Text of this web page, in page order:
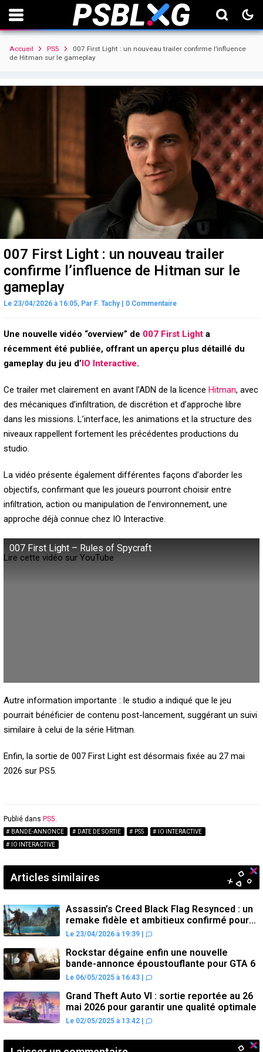
Accueil PS5
007 First Light : un nouveau trailer confirme l’influence
de Hitman sur le gameplay
007 First Light : un nouveau trailer
confirme l’influence de Hitman sur le
gameplay
Le 23/04/2026 à 16:05, Par F. Tachy 0 Commentaire
Une nouvelle vidéo “overview” de 007 First Light a
récemment été publiée, offrant un aperçu plus détaillé du
gameplay du jeu d’ IO Interactive.
Ce trailer met clairement en avant l’ADN de la licence Hitman, avec
des mécaniques d’infiltration, de discrétion et d’approche libre
dans les missions. L’interface, les animations et la structure des
niveaux rappellent fortement les précédentes productions du
studio.
La vidéo présente également différentes façons d’aborder les
objectifs, confirmant que les joueurs pourront choisir entre
infiltration, action ou manipulation de l’environnement, une
approche déjà connue chez IO Interactive.
007 First Light – Rules of Spycraft
Lire cette vidéo sur YouTube
Autre information importante : le studio a indiqué que le jeu
pourrait bénéficier de contenu post-lancement, suggérant un suivi
similaire à celui de la série Hitman.
Enfin, la sortie de 007 First Light est désormais fixée au 27 mai
2026 sur PS5.
Publié dans PS5.
BANDE-ANNONCE DATE DE SORTIE PS5
IO INTERACTIVE
IO INTERACTIVE
Articles similaires
Assassin’s Creed Black Flag Resynced : un
remake fidèle et ambitieux confirmé pour
juillet sur PS5
Le 23/04/2026 à 19:39
Rockstar dégaine enfin une nouvelle
bande-annonce époustouflante pour GTA 6
Le 06/05/2025 à 16:43
Grand Theft Auto VI : sortie reportée au 26
mai 2026 pour garantir une qualité optimale
Le 02/05/2025 à 13:42